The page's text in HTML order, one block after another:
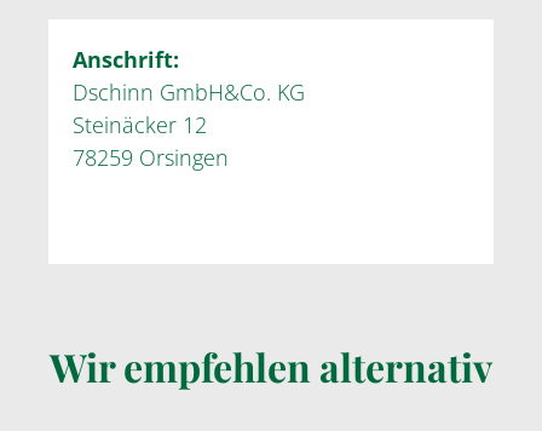
Anschrift:
Dschinn GmbH&Co. KG
Steinäcker 12
78259 Orsingen
Wir empfehlen alternativ